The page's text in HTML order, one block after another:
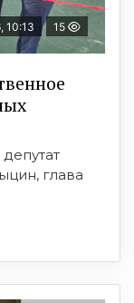
10:13 15
глава